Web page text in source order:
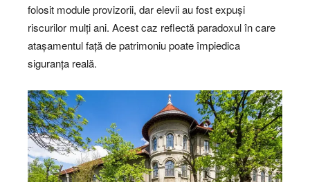
folosit module provizorii, dar elevii au fost expuși
riscurilor mulți ani. Acest caz reflectă paradoxul în care
atașamentul față de patrimoniu poate împiedica
siguranța reală.